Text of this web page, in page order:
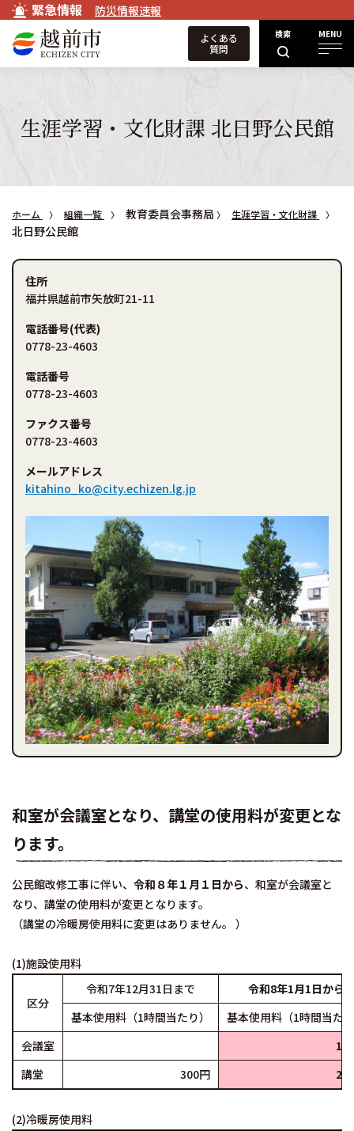
緊急情報 防災情報速報
検索 MENU
よくある
質問
生涯学習・文化財課 北日野公民館
ホーム 組織一覧 教育委員会事務局 生涯学習・文化財課
北日野公民館
住所
福井県越前市矢放町21-11
電話番号(代表)
0778-23-4603
電話番号
0778-23-4603
ファクス番号
0778-23-4603
メールアドレス
kitahino_ko@city.echizen.lg.jp
和室が会議室となり、講堂の使用料が変更とな
ります。
公民館改修工事に伴い、 令和８年１月１日から、和室が会議室と
なり、講堂の使用料が変更となります。
（講堂の冷暖房使用料に変更はありません。 ）
(1)施設使用料
区分
令和7年12月31日まで
令和8年1月1日から
基本使用料（1時間当たり）
基本使用料（1時間当た
会議室
講堂
300円
(2)冷暖房使用料